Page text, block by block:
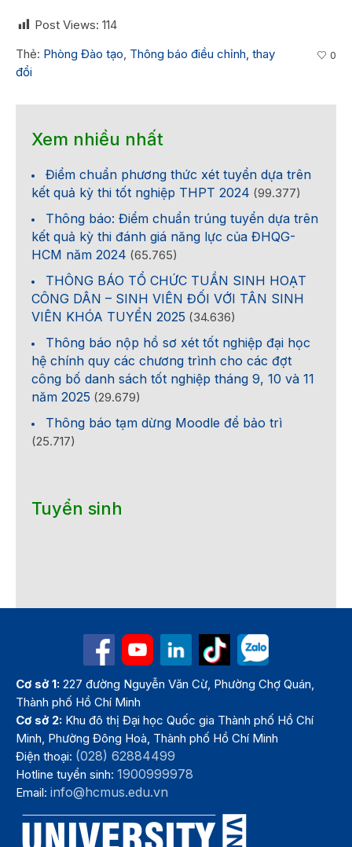
Post Views: 114
Thẻ: Phòng Đào tạo, Thông báo điều chỉnh, thay
đổi
0
Xem nhiều nhất
Điểm chuẩn phương thức xét tuyển dựa trên
kết quả kỳ thi tốt nghiệp THPT 2024 (99.377)
Thông báo: Điểm chuẩn trúng tuyển dựa trên
kết quả kỳ thi đánh giá năng lực của ĐHQG-
HCM năm 2024 (65.765)
THÔNG BÁO TỔ CHỨC TUẦN SINH HOẠT
CÔNG DÂN – SINH VIÊN ĐỐI VỚI TÂN SINH
VIÊN KHÓA TUYỂN 2025 (34.636)
Thông báo nộp hồ sơ xét tốt nghiệp đại học
hệ chính quy các chương trình cho các đợt
công bố danh sách tốt nghiệp tháng 9, 10 và 11
năm 2025 (29.679)
Thông báo tạm dừng Moodle để bảo trì
(25.717)
Tuyển sinh
Cơ sở 1: 227 đường Nguyễn Văn Cừ, Phường Chợ Quán,
Thành phố Hồ Chí Minh
Cơ sở 2: Khu đô thị Đại học Quốc gia Thành phố Hồ Chí
Minh, Phường Đông Hoà, Thành phố Hồ Chí Minh
Điện thoại: (028) 62884499
Hotline tuyển sinh:1900999978
Email:info@hcmus.edu.vn